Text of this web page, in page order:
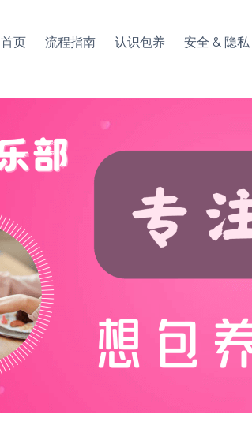
首页 流程指南 认识包养 安全 & 隐私